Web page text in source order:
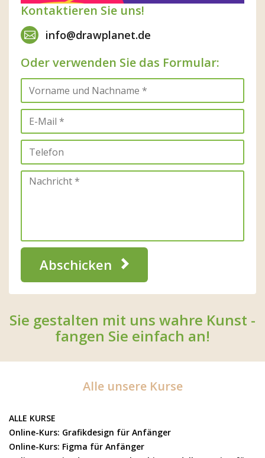
Kontaktieren Sie uns!
info@drawplanet.de
Oder verwenden Sie das Formular:
Abschicken
Sie gestalten mit uns wahre Kunst -
fangen Sie einfach an!
Alle unsere Kurse
ALLE KURSE
Online-Kurs: Grafikdesign für Anfänger
Online-Kurs: Figma für Anfänger